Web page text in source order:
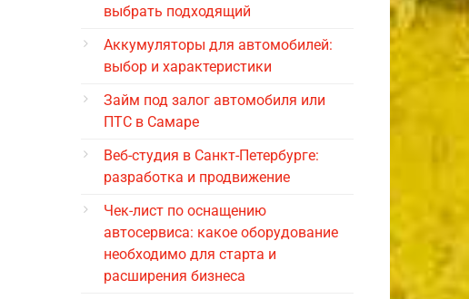
выбрать подходящий
Аккумуляторы для автомобилей:
выбор и характеристики
Займ под залог автомобиля или
ПТС в Самаре
Веб-студия в Санкт-Петербурге:
разработка и продвижение
Чек-лист по оснащению
автосервиса: какое оборудование
необходимо для старта и
расширения бизнеса